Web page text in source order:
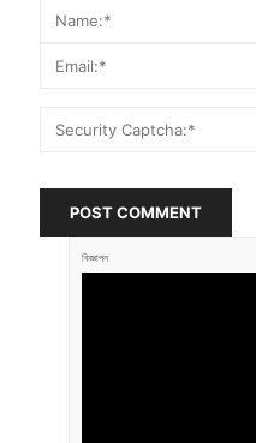
POST COMMENT
বিজ্ঞাপন